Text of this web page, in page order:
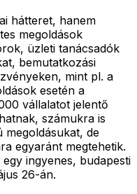
hátteret, hanem
megoldások
üzleti tanácsadók
bemutatkozási
mint pl. a
esetén a
vállalatot jelentő
számukra is
megoldásukat, de
egyaránt megtehetik.
ingyenes, budapesti
26-án.